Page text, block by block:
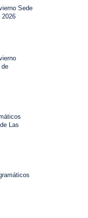
Sede
2026
Las